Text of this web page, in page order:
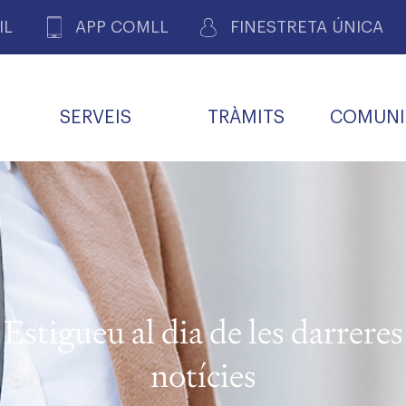
APP COMLL FINESTRETA ÚNICA
DE PACIENTS DE LLEIDA
SERVEIS TRÀMITS
DE GOVERN COMISSIÓ DEONTOLÒGICA
INFORMÀTICA I NOVES
TECNOLOGIES
DE FEINA
ALERTES
FARMACÈUTIQUES
R
CARNET METGE
COL·LEGIAT
Estigueu al dia de les darreres
notícies